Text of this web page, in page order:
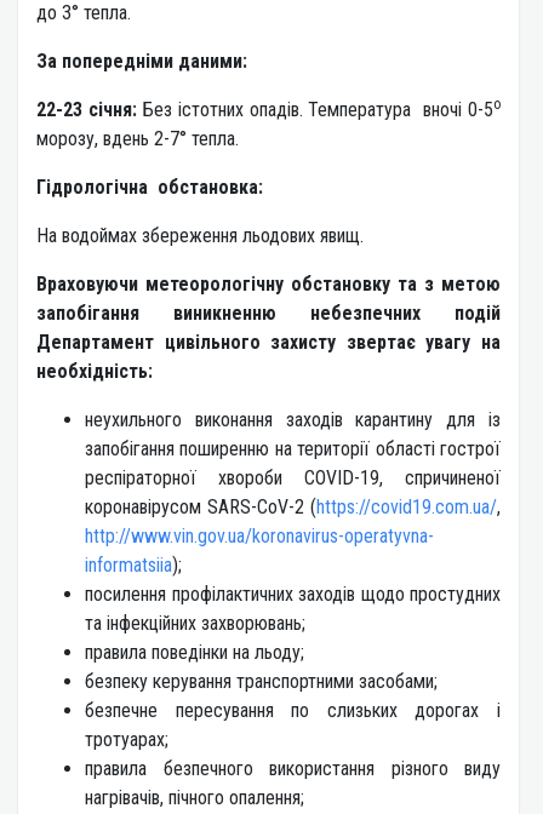
до 3° тепла.
За попередніми даними:
22-23 січня: Без істотних опадів. Температура вночі 0-5о
морозу, вдень 2-7° тепла.
Гідрологічна обстановка:
На водоймах збереження льодових явищ.
Враховуючи метеорологічну обстановку та з метою
запобігання виникненню небезпечних подій
Департамент цивільного захисту звертає увагу на
необхідність:
неухильного виконання заходів карантину для із
запобігання поширенню на території області гострої
респіраторної хвороби COVID-19, спричиненої
коронавірусом SARS-CoV-2 (https://covid19.com.ua/,
http://www.vin.gov.ua/koronavirus-operatyvna-
informatsiia);
посилення профілактичних заходів щодо простудних
та інфекційних захворювань;
правила поведінки на льоду;
безпеку керування транспортними засобами;
безпечне пересування по слизьких дорогах і
тротуарах;
правила безпечного використання різного виду
нагрівачів, пічного опалення;